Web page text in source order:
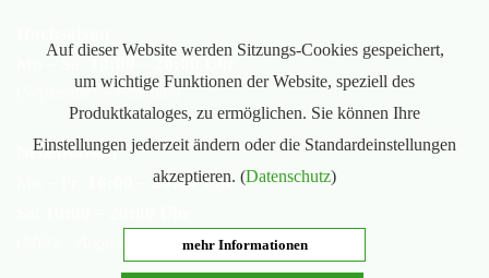
(September – Februar)
Nebensaison
16:00 – 20:00 Uhr
Auf dieser Website werden Sitzungs-Cookies gespeichert,
um wichtige Funktionen der Website, speziell des
Produktkataloges, zu ermöglichen. Sie können Ihre
Einstellungen jederzeit ändern oder die Standardeinstellungen
akzeptieren. (Datenschutz)
mehr Informationen